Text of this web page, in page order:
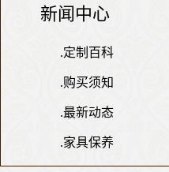
新闻中心
.定制百科
.购买须知
.最新动态
.家具保养